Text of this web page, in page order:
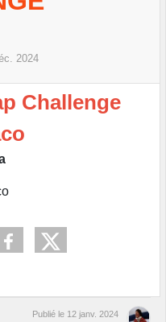
2024
Challenge
Publié le 12 janv. 2024